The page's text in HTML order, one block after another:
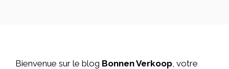
Bienvenue sur le blog Bonnen Verkoop, votre